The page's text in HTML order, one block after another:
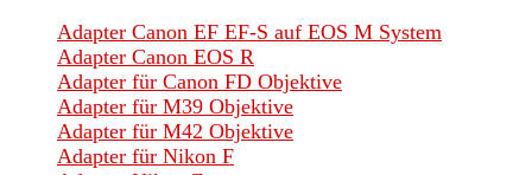
Adapter Canon EF EF-S auf EOS M System
Adapter Canon EOS R
Adapter für Canon FD Objektive
Adapter für M39 Objektive
Adapter für M42 Objektive
Adapter für Nikon F